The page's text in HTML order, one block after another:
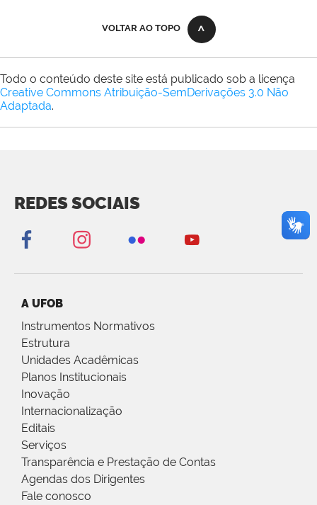
VOLTAR AO TOPO
Todo o conteúdo deste site está publicado sob a licença
Creative Commons Atribuição-SemDerivações 3.0 Não
Adaptada.
REDES SOCIAIS
A UFOB
Instrumentos Normativos
Estrutura
Unidades Acadêmicas
Planos Institucionais
Inovação
Internacionalização
Editais
Serviços
Transparência e Prestação de Contas
Agendas dos Dirigentes
Fale conosco